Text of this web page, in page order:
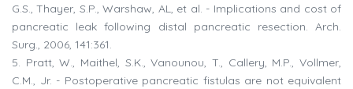
G.S., Thayer, S.P., Warshaw, AL, et al. - Implications and cost of
pancreatic leak following distal pancreatic resection. Arch.
Surg., 2006, 141:361.
5. Pratt, W., Maithel, S.K., Vanounou, T., Callery, M.P., Vollmer,
C.M., Jr. - Postoperative pancreatic fistulas are not equivalent